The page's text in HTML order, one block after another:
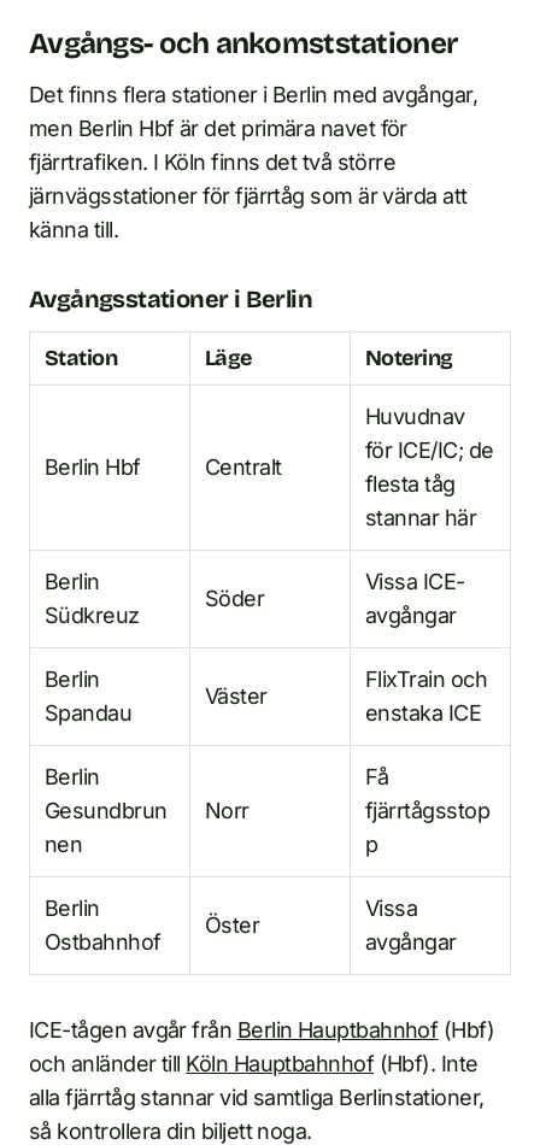
Avgångs- och ankomststationer
Det finns flera stationer i Berlin med avgångar,
men Berlin Hbf är det primära navet för
fjärrtrafiken. I Köln finns det två större
järnvägsstationer för fjärrtåg som är värda att
känna till.
Avgångsstationer i Berlin
Station Läge Notering
Berlin Hbf Centralt
Huvudnav
för ICE/IC; de
flesta tåg
stannar här
Berlin
Südkreuz
Söder
Vissa ICE-
avgångar
Berlin
Spandau
Väster
FlixTrain och
enstaka ICE
Berlin
Gesundbrun
nen
Norr
Få
fjärrtågsstop
p
Berlin
Ostbahnhof
Öster
Vissa
avgångar
ICE-tågen avgår från Berlin Hauptbahnhof(Hbf)
och anländer till Köln Hauptbahnhof(Hbf). Inte
alla fjärrtåg stannar vid samtliga Berlinstationer,
så kontrollera din biljett noga.